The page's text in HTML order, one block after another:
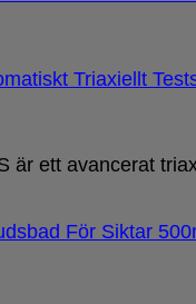
Triaxiellt
är ett avancerat